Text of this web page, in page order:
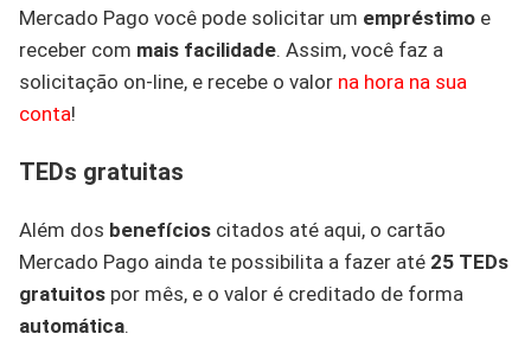
Mercado Pago você pode solicitar um empréstimo e
receber com mais facilidade. Assim, você faz a
solicitação on-line, e recebe o valor na hora na sua
conta!
TEDs gratuitas
Além dos benefícios citados até aqui, o cartão
Mercado Pago ainda te possibilita a fazer até 25 TEDs
gratuitos por mês, e o valor é creditado de forma
automática.